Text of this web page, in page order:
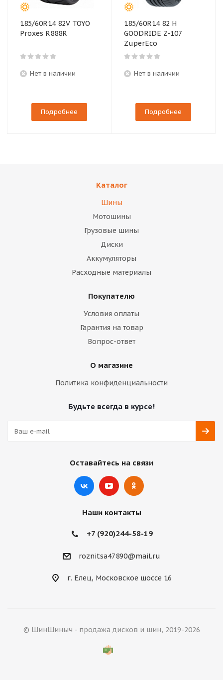
185/60R14 82V TOYO
Proxes R888R
Нет в наличии
Подробнее
185/60R14 82 H
GOODRIDE Z-107
ZuperEco
Нет в наличии
Подробнее
Каталог
Шины
Мотошины
Грузовые шины
Диски
Аккумуляторы
Расходные материалы
Покупателю
Условия оплаты
Гарантия на товар
Вопрос-ответ
О магазине
Политика конфиденциальности
Будьте всегда в курсе!
Оставайтесь на связи
Наши контакты
+7 (920)244-58-19
roznitsa47890@mail.ru
г. Елец, Московское шоссе 16
© ШинШиныч - продажа дисков и шин, 2019-2026